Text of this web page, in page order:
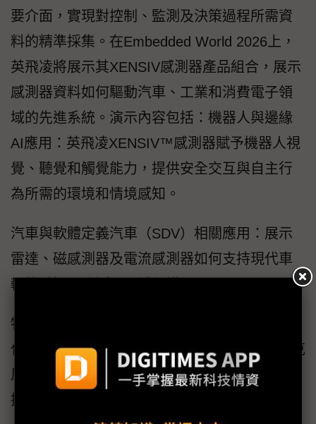
要介面，實現對控制、監測及決策過程所需資
料的精準採集。在Embedded World 2026上，
英飛凌將展示其XENSIV感測器產品組合，展示
感測器資料如何驅動汽車、工業和消費電子領
域的先進系統。演示內容包括：機器人與邊緣
AI應用：英飛凌XENSIV™感測器賦予機器人視
覺、聽覺和觸覺能力，提供安全交互與自主行
為所需的環境和情境感知。
汽車與軟體定義汽車（SDV）相關應用：展示
雷達、磁感測器及電流感測器如何支持現代車
輛的感知、監測及區域架構。
物聯網與工業應用，包括適用於物聯網的下一
代XENSIV CMOS毫米波雷達：展示MEMS麥克
風及其他XENSIV感測器如何為互聯和節能設備
提供可靠的高保真資料。